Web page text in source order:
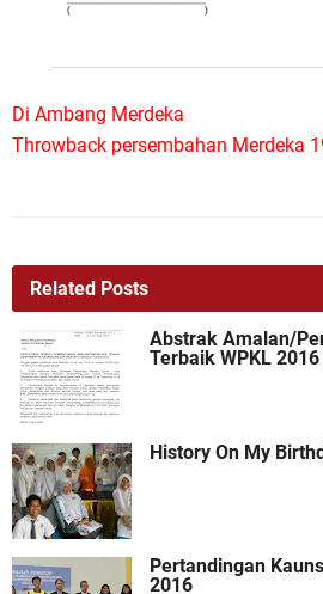
Di Ambang Merdeka
Throwback persembahan Merdeka
Related Posts
Abstrak Amalan/
Terbaik WPKL 2016
History On My
Pertandingan
2016